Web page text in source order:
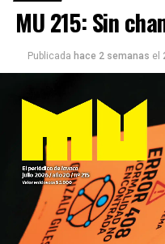
MU 215: Sin
Publicada hace 2 semanas el